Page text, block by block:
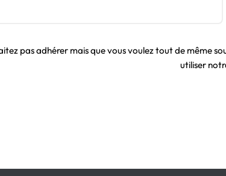
pas adhérer mais que vous voulez tout de même
utiliser